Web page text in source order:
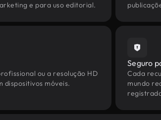
e para uso editorial.
ou a resolução HD
dispositivos móveis.
Seguro
Cada
mundo